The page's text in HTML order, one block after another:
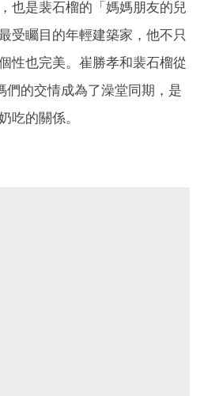
也是裴石榴的「媽媽朋友的兒
受矚目的年輕建築家，他不只
性也完美。崔勝孝和裴石榴從
們的交情成為了澡堂同期，是
吃的關係。